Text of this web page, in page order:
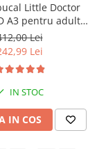
Little Doctor
A3 pentru adulti,
1500
min, 2 duze, alb
Lei
Lei
IN STOC
IN COS